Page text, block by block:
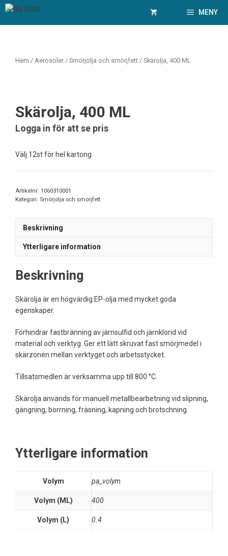
Hoppa
innehåll
MENY
Hem / Aerosoler / Smörjolja och smörjfett / Skärolja, 400 ML
Skärolja, 400 ML
Logga in för att se pris
Välj 12st för hel kartong.
Artikelnr: 1060310001
Kategori: Smörjolja och smörjfett
Beskrivning
Ytterligare information
Beskrivning
Skärolja är en högvärdig EP-olja med mycket goda
egenskaper.
Förhindrar fastbränning av järnsulfid och järnklorid vid
material och verktyg. Ger ett lätt skruvat fast smörjmedel i
skärzonen mellan verktyget och arbetsstycket.
Tillsatsmedlen är verksamma upp till 800 °C.
Skärolja används för manuell metallbearbetning vid slipning,
gängning, borrning, fräsning, kapning och brotschning.
Ytterligare information
Volym pa_volym
Volym (ML) 400
Volym (L) 0.4